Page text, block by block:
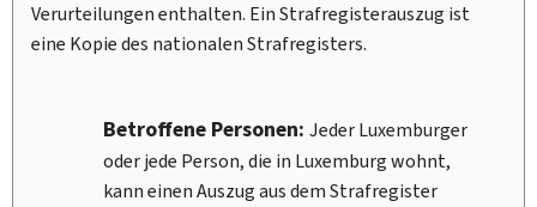
Verurteilungen enthalten. Ein Strafregisterauszug ist
eine Kopie des nationalen Strafregisters.
Betroffene Personen: Jeder Luxemburger
oder jede Person, die in Luxemburg wohnt,
kann einen Auszug aus dem Strafregister